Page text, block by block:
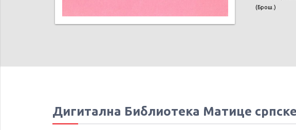
(Брош.)
Дигитална Библиотека Матице српске